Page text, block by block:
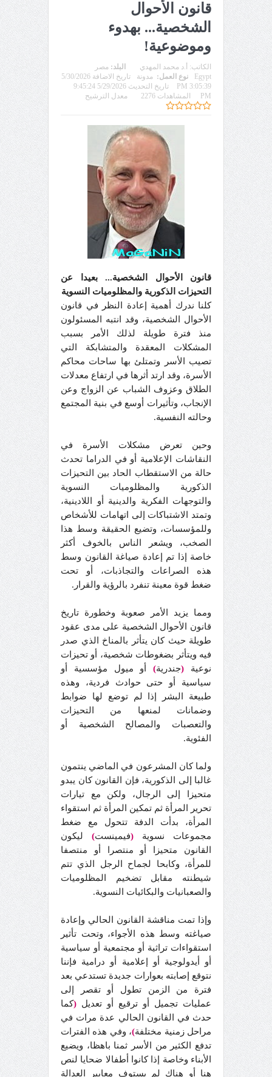
قانون الأحوال
الشخصية... بهدوء
وموضوعية!
الكاتب: أ.د محمد المهدي البلد: مصر
Egypt
نوع العمل: مدونة
تاريخ الاضافة 5/30/2026
3:05:39 PM
تاريخ التحديث 5/29/2026 9:45:24
PM
المشاهدات 2276 معدل الترشيح
قانون الأحوال الشخصية... بعيدا عن
التحيزات الذكورية والمظلوميات النسوية
كلنا ندرك أهمية إعادة النظر في قانون
الأحوال الشخصية، وقد انتبه المسئولون
منذ فترة طويلة لذلك الأمر بسبب
المشكلات المعقدة والمتشابكة التي
تصيب الأسر وتمتلئ بها ساحات محاكم
الأسرة، وقد ارتد أثرها في ارتفاع معدلات
الطلاق وعزوف الشباب عن الزواج وعن
الإنجاب، وتأثيرات أوسع في بنية المجتمع
وحالته النفسية.
وحين تعرض مشكلات الأسرة في
النقاشات الإعلامية أو في الدراما تحدث
حالة من الاستقطاب الحاد بين التحيزات
الذكورية والمظلوميات النسوية
والتوجهات الفكرية والدينية أو اللادينية،
وتمتد الاشتباكات إلى اتهامات للأشخاص
وللمؤسسات، وتضيع الحقيقة وسط هذا
الصخب، ويشعر الناس بالخوف أكثر
خاصة إذا تم إعادة صياغة القانون وسط
هذه الصراعات والتجاذبات، أو تحت
ضغط قوة معينة تنفرد بالرؤية والقرار.
ومما يزيد الأمر صعوبة وخطورة تاريخ
قانون الأحوال الشخصية على مدى عقود
طويلة حيث كان يتأثر بالمناخ الذي صدر
فيه ويتأثر بضغوطات شخصية، أو تحيزات
نوعية (جندرية)أو ميول مؤسسية أو
سياسية أو حتى حوادث فردية، وهذه
طبيعة البشر إذا لم توضع لها ضوابط
وضمانات لمنعها من التحيزات
والتعصبات والمصالح الشخصية أو
الفئوية.
ولما كان المشرعون في الماضي ينتمون
غالبا إلى الذكورية، فإن القانون كان يبدو
متحيزا إلى الرجال، ولكن مع تيارات
تحرير المرأة ثم تمكين المرأة ثم استقواء
المرأة، بدأت الدفة تتحول مع ضغط
مجموعات نسوية (فيمينست) ليكون
القانون متحيزا أو منتصرا أو منتصفا
للمرأة، وكابحا لجماح الرجل الذي تتم
شيطنته مقابل تضخيم المظلوميات
والصعبانيات والبكائيات النسوية.
وإذا تمت مناقشة القانون الحالي وإعادة
صياغته وسط هذه الأجواء، وتحت تأثير
استقواءات تراثية أو مجتمعية أو سياسية
أو أيدولوجية أو إعلامية أو درامية فإننا
نتوقع إصابته بعوارات جديدة تستدعي بعد
فترة من الزمن تطول أو تقصر إلى
عمليات تجميل أو ترقيع أو تعديل (كما
حدث في القانون الحالي عدة مرات في
مراحل زمنية مختلفة)، وفي هذه الفترات
تدفع الكثير من الأسر ثمنا باهظا، ويضيع
الأبناء وخاصة إذا كانوا أطفالا ضحايا لنص
هنا أو هناك لم يستوف معايير العدالة